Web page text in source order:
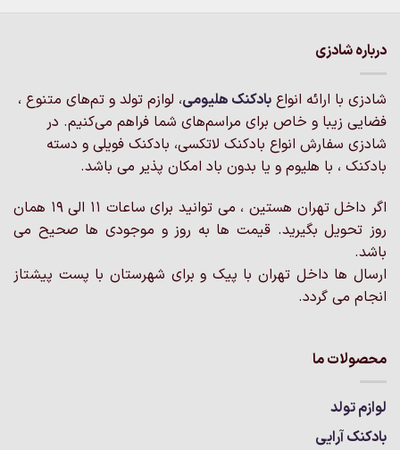
گزینه
ها
ممکن
است
در
محصول
انتخاب
درباره شادزی
شادزی با ارائه انواع بادکنک‌ هلیومی، لوازم تولد و تم‌های متنوع ،
فضایی زیبا و خاص برای مراسم‌های شما فراهم می‌کنیم. در
شادزی سفارش انواع بادکنک لاتکسی، بادکنک فویلی و دسته
بادکنک ، با هلیوم و یا بدون باد امکان پذیر می باشد.
اگر داخل تهران هستین ، می توانید برای ساعات 11 الی 19 همان
روز تحویل بگیرید. قیمت ها به روز و موجودی ها صحیح می
باشد.
ارسال ها داخل تهران با پیک و برای شهرستان با پست پیشتاز
انجام می گردد.
محصولات ما
لوازم تولد
بادکنک آرایی